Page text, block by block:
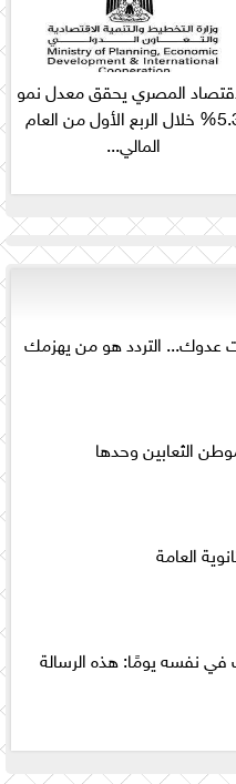
المصري يحقق معدل نمو
5.3% خلال الربع الأول من العام
المالي...
عدوك... التردد هو من يهزمك
الثعابين وحدها
العامة
نفسه يومًا: هذه الرسالة